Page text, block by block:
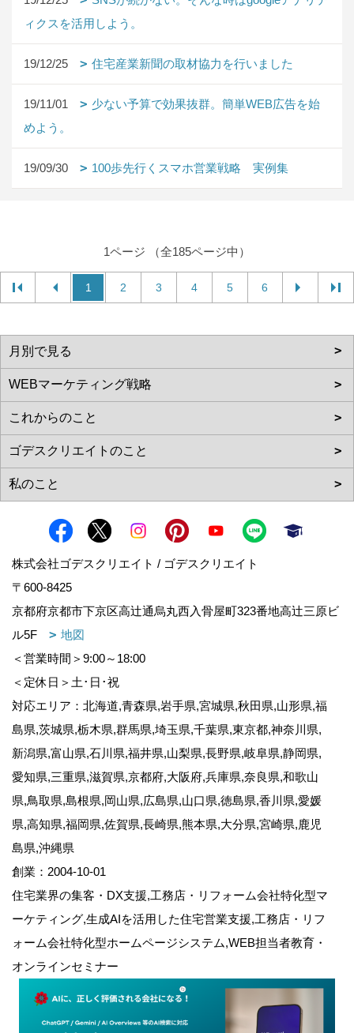
ィクスを活用しよう。
19/12/25 住宅産業新聞の取材協力を行いました
19/11/01
少ない予算で効果抜群。簡単WEB広告を始
めよう。
19/09/30 100歩先行くスマホ営業戦略 実例集
1ページ （全185ページ中）
1 2 3 4 5 6
株式会社ゴデスクリエイト / ゴデスクリエイト
〒600-8425
京都府京都市下京区高辻通烏丸西入骨屋町323番地高辻三原ビ
ル5F
地図
＜営業時間＞9:00～18:00
＜定休日＞土･日･祝
対応エリア：北海道,青森県,岩手県,宮城県,秋田県,山形県,福
島県,茨城県,栃木県,群馬県,埼玉県,千葉県,東京都,神奈川県,
新潟県,富山県,石川県,福井県,山梨県,長野県,岐阜県,静岡県,
愛知県,三重県,滋賀県,京都府,大阪府,兵庫県,奈良県,和歌山
県,鳥取県,島根県,岡山県,広島県,山口県,徳島県,香川県,愛媛
県,高知県,福岡県,佐賀県,長崎県,熊本県,大分県,宮崎県,鹿児
島県,沖縄県
創業：2004-10-01
住宅業界の集客・DX支援,工務店・リフォーム会社特化型マ
ーケティング,生成AIを活用した住宅営業支援,工務店・リフ
ォーム会社特化型ホームページシステム,WEB担当者教育・
オンラインセミナー